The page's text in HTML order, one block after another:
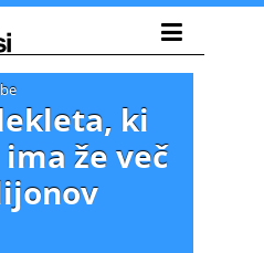
ki
že več